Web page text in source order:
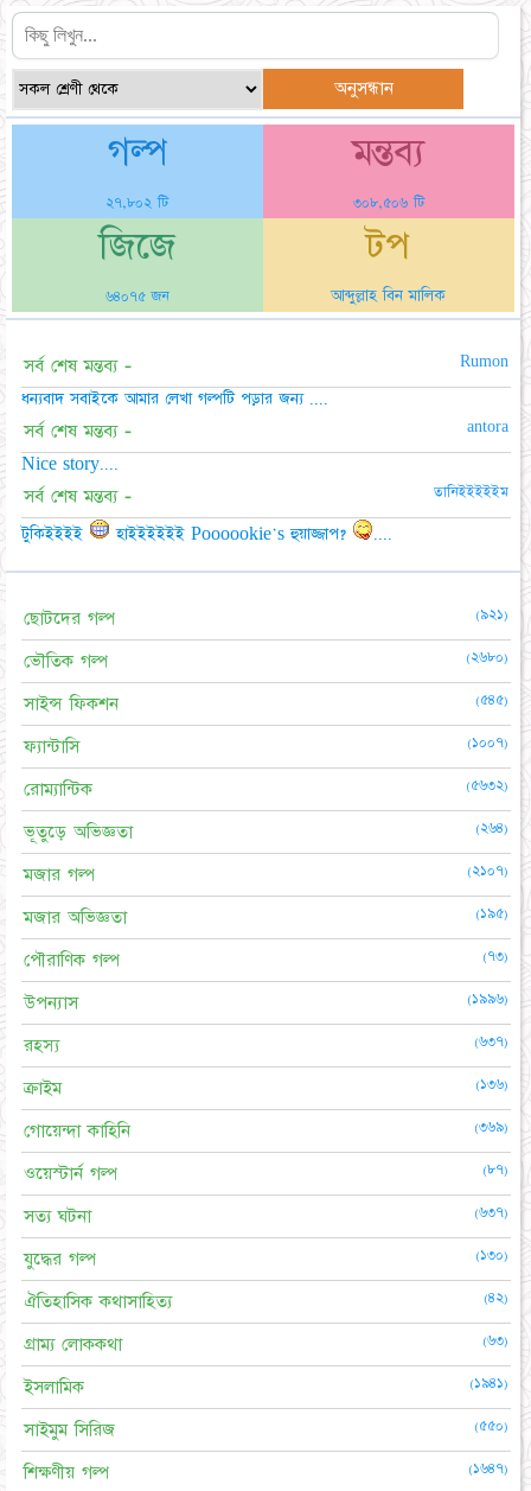
গল্প
২৭,৮০২ টি
মন্তব্য
৩০৮,৫০৬ টি
জিজে
৬৪০৭৫ জন
টপ
আব্দুল্লাহ বিন মালিক
সর্ব শেষ মন্তব্য - Rumon
ধন্যবাদ সবাইকে আমার লেখা গল্পটি পড়ার জন্য ....
সর্ব শেষ মন্তব্য - antora
Nice story....
সর্ব শেষ মন্তব্য - তানিইইইইইম
টুকিইইইই হাইইইইইই Poooookie's হুয়াজ্জাপ?
ছোটদের গল্প (৯২১)
ভৌতিক গল্প (২৬৮০)
সাইন্স ফিকশন (৫৪৫)
ফ্যান্টাসি (১০০৭)
রোম্যান্টিক (৫৬৩২)
ভূতুড়ে অভিজ্ঞতা (২৬৪)
মজার গল্প (২১০৭)
মজার অভিজ্ঞতা (১৯৫)
পৌরাণিক গল্প (৭৩)
উপন্যাস (১৯৯৬)
রহস্য (৬৩৭)
ক্রাইম (১৩৬)
গোয়েন্দা কাহিনি (৩৬৯)
ওয়েস্টার্ন গল্প (৮৭)
সত্য ঘটনা (৬৩৭)
যুদ্ধের গল্প (১৩০)
ঐতিহাসিক কথাসাহিত্য (৪২)
গ্রাম্য লোককথা (৬৩)
ইসলামিক (১৯৪১)
সাইমুম সিরিজ (৫৫০)
শিক্ষণীয় গল্প (১৬৪৭)